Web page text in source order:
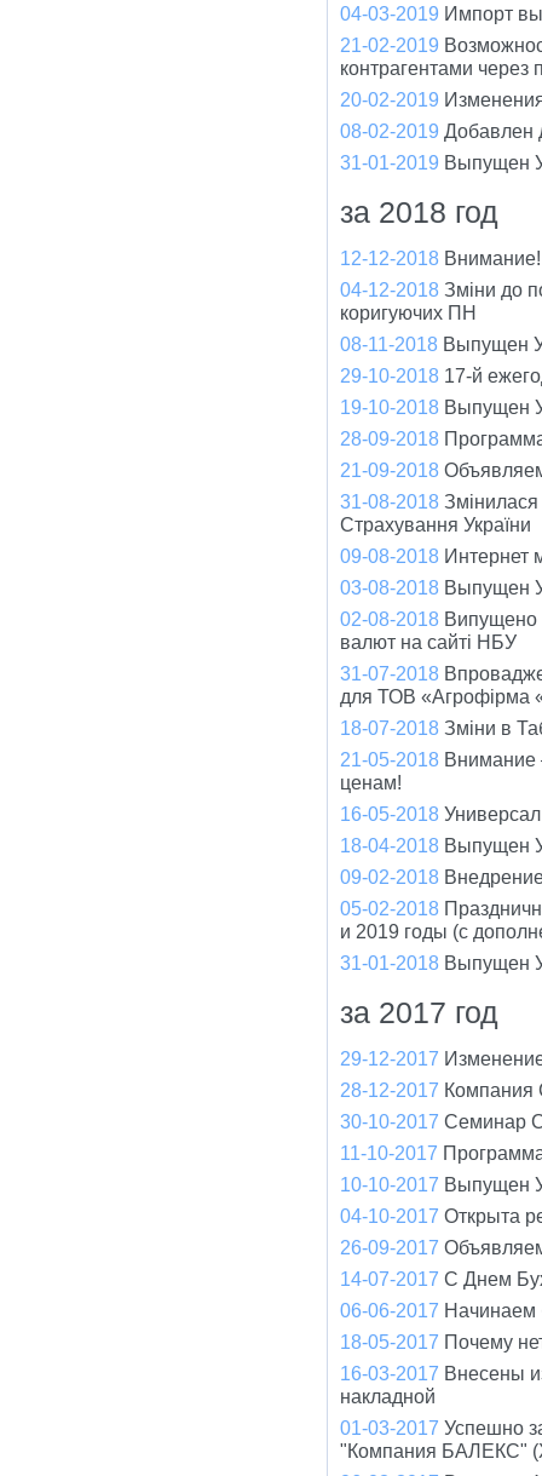
04-03-2019 Импорт
21-02-2019
контрагентами через
20-02-2019
08-02-2019 Добавлен
31-01-2019 Выпущен
за 2018 год
12-12-2018 Внимание!
04-12-2018 Зміни до
коригуючих ПН
08-11-2018 Выпущен
29-10-2018 17-й
19-10-2018 Выпущен
28-09-2018
21-09-2018
31-08-2018
Страхування України
09-08-2018 Интернет
03-08-2018 Выпущен
02-08-2018 Випущено
валют на сайті НБУ
31-07-2018
для ТОВ «Агрофірма
18-07-2018 Зміни в
21-05-2018 Внимание
ценам!
16-05-2018
18-04-2018 Выпущен
09-02-2018
05-02-2018
и 2019 годы (с
31-01-2018 Выпущен
за 2017 год
29-12-2017
28-12-2017 Компания
30-10-2017 Cеминар
11-10-2017
10-10-2017 Выпущен
04-10-2017 Открыта
26-09-2017
14-07-2017 С Днем
06-06-2017 Начинаем
18-05-2017 Почему
16-03-2017 Внесены
накладной
01-03-2017 Успешно
"Компания БАЛЕКС"